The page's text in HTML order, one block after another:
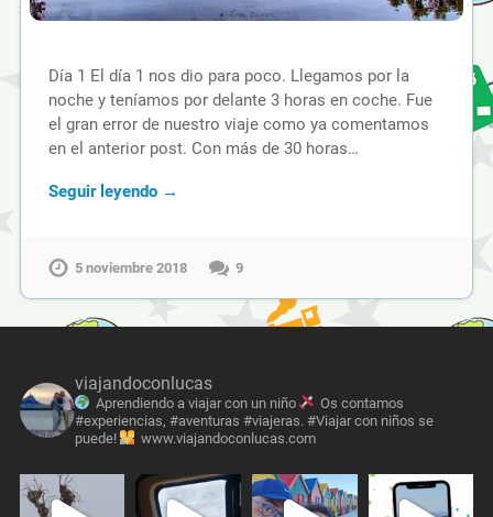
Día 1 El día 1 nos dio para poco. Llegamos por la
noche y teníamos por delante 3 horas en coche. Fue
el gran error de nuestro viaje como ya comentamos
en el anterior post. Con más de 30 horas…
Seguir leyendo →
5 noviembre 2018 9
viajandoconlucas
Aprendiendo a viajar con un niño
Os contamos
#experiencias, #aventuras #viajeras. #Viajar con niños se
puede!
www.viajandoconlucas.com